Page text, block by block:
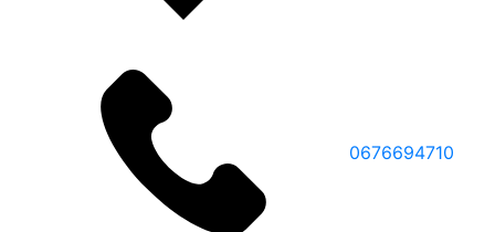
0676694710